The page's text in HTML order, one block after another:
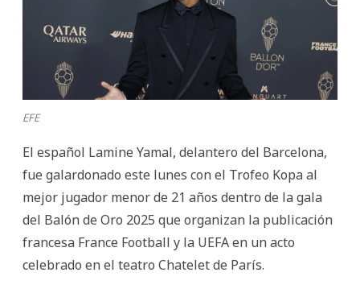
EFE
El español Lamine Yamal, delantero del Barcelona,
fue galardonado este lunes con el Trofeo Kopa al
mejor jugador menor de 21 años dentro de la gala
del Balón de Oro 2025 que organizan la publicación
francesa France Football y la UEFA en un acto
celebrado en el teatro Chatelet de París.